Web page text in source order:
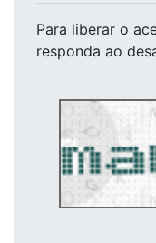
Para liberar o
responda ao